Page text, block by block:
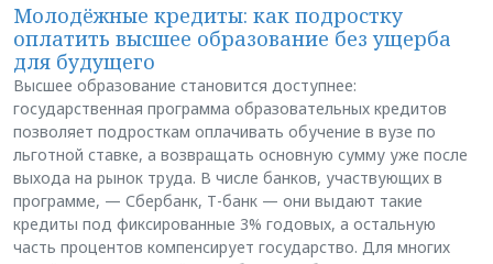
Молодёжные кредиты: как подростку
оплатить высшее образование без ущерба
для будущего
Высшее образование становится доступнее:
государственная программа образовательных кредитов
позволяет подросткам оплачивать обучение в вузе по
льготной ставке, а возвращать основную сумму уже после
выхода на рынок труда. В числе банков, участвующих в
программе, — Сбербанк, Т-банк — они выдают такие
кредиты под фиксированные 3% годовых, а остальную
часть процентов компенсирует государство. Для многих